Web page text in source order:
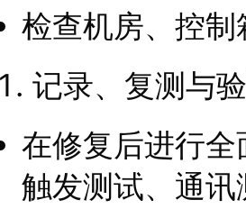
检查机房、控
记录、复测与
在修复后进行
触发测试、通